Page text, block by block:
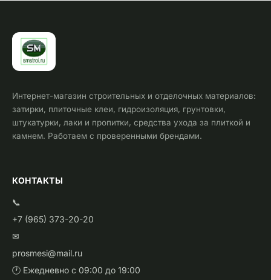
Интернет-магазин строительных и отделочных материалов:
затирки, плиточные клеи, гидроизоляция, грунтовки,
штукатурки, лаки и пропитки, средства ухода за плиткой и
камнем. Работаем с проверенными брендами.
КОНТАКТЫ
📞
+7 (965) 373-20-20
✉
prosmesi@mail.ru
🕐 Ежедневно с 09:00 до 19:00